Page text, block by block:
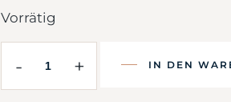
Vorrätig
- + IN DEN